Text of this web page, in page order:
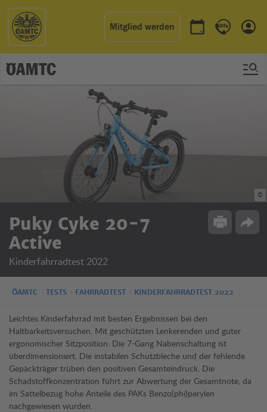
Mitglied werden
Termin buchen
Kontakt &
©
Puky Cyke 20-7
Active
Kinderfahrradtest 2022
Drucken
ÖAMTC TESTS FAHRRADTEST KINDERFAHRRADTEST 2022
Leichtes Kinderfahrrad mit besten Ergebnissen bei den
Haltbarkeitsversuchen. Mit geschützten Lenkerenden und guter
ergonomischer Sitzposition. Die 7-Gang Nabenschaltung ist
überdimensioniert. Die instabilen Schutzbleche und der fehlende
Gepäckträger trüben den positiven Gesamteindruck. Die
Schadstoffkonzentration führt zur Abwertung der Gesamtnote, da
im Sattelbezug hohe Anteile des PAKs Benzo(phi)perylen
nachgewiesen wurden.